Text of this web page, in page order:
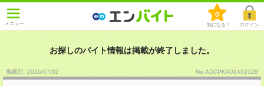
メニュー
0
気になる！ ログイン
お探しのバイト情報は掲載が終了しました。
掲載日 :2026/07/02 No.ADCPKA01462528